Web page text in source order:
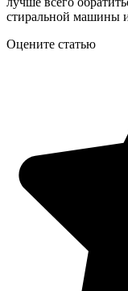
стиральной машины
Оцените статью